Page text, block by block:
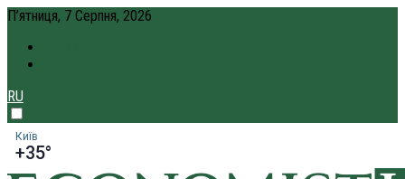
П’ятниця, 7 Серпня, 2026
RU
Київ
+35°